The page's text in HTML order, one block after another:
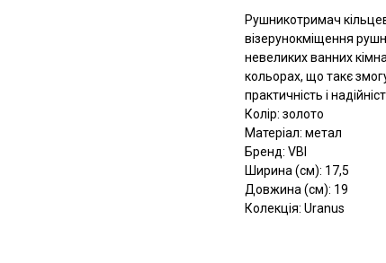
Рушникотримач
візерунокміщення
невеликих ванних
кольорах, що такє
практичність і
Колір: золото
Матеріал: метал
Бренд: VBI
Ширина (см): 17,5
Довжина (см): 19
Колекція: Uranus